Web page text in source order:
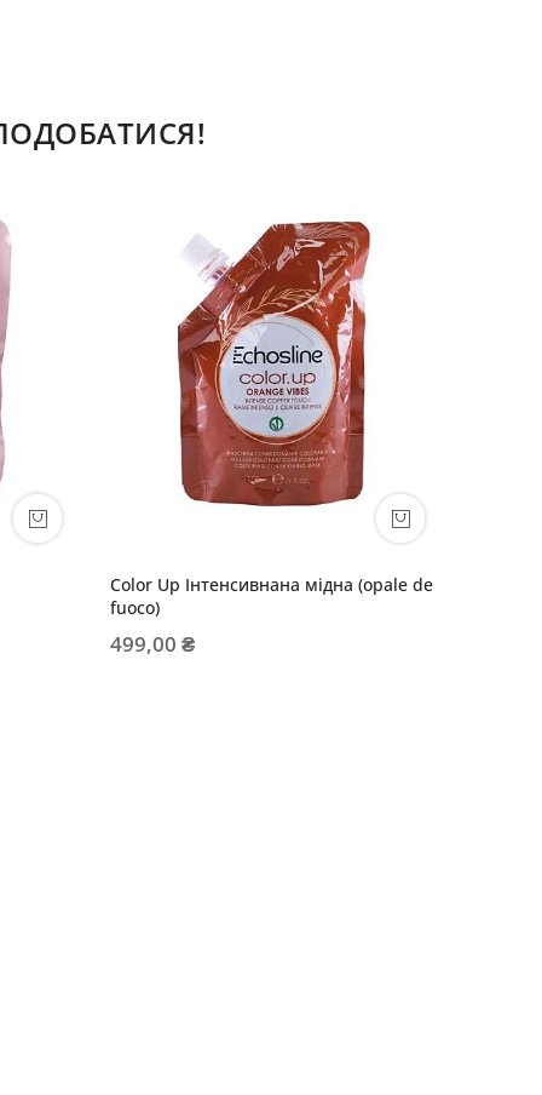
Color Up Інтенсивнана мідна (opale de
fuoco)
499,00 ₴